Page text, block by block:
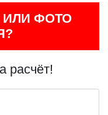
ИЛИ ФОТО
расчёт!